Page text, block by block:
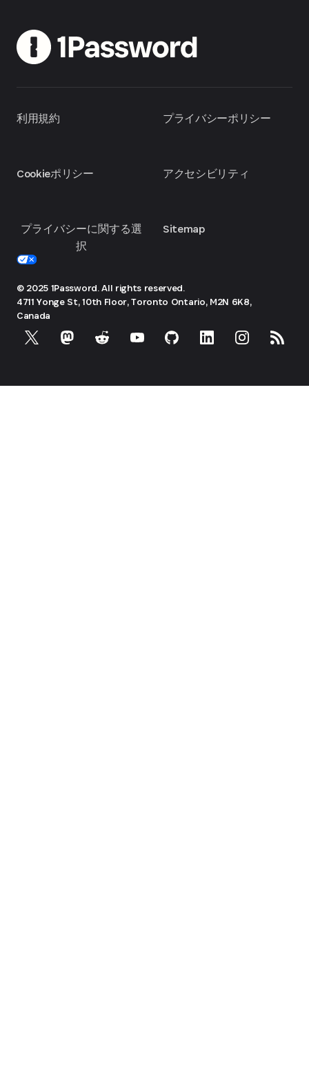
利用規約
Cookieポリシー
プライバシーに関する選
択
プライバシーポリシー
アクセシビリティ
Sitemap
© 2025 1Password. All rights reserved.
4711 Yonge St, 10th Floor, Toronto Ontario, M2N 6K8,
Canada